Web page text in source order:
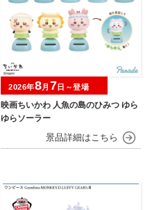
映画ちいかわ 人魚の島のひみつ ゆら
ゆらソーラー
2026年8月 7日～登場